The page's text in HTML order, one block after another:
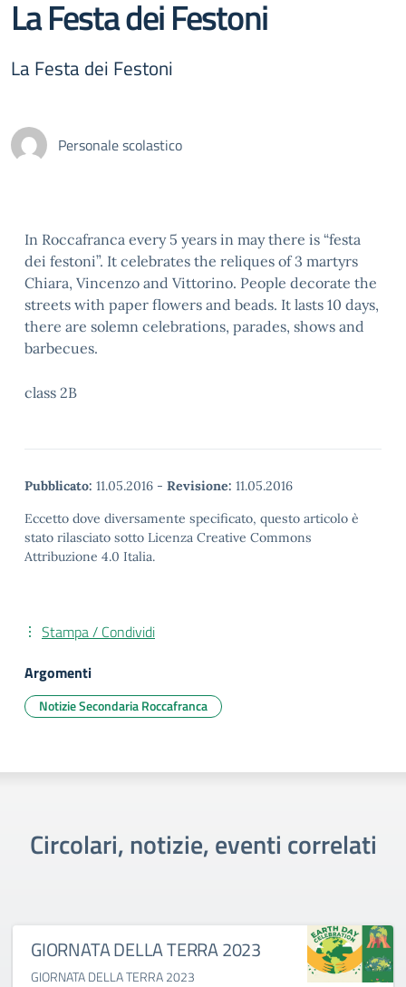
La Festa dei Festoni
La Festa dei Festoni
Personale scolastico
In Roccafranca every 5 years in may there is “festa
dei festoni”. It celebrates the reliques of 3 martyrs
Chiara, Vincenzo and Vittorino. People decorate the
streets with paper flowers and beads. It lasts 10 days,
there are solemn celebrations, parades, shows and
barbecues.
class 2B
Pubblicato: 11.05.2016 - Revisione: 11.05.2016
Eccetto dove diversamente specificato, questo articolo è
stato rilasciato sotto Licenza Creative Commons
Attribuzione 4.0 Italia.
Stampa / Condividi
Argomenti
Notizie Secondaria Roccafranca
Circolari, notizie, eventi correlati
GIORNATA DELLA TERRA 2023
GIORNATA DELLA TERRA 2023